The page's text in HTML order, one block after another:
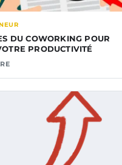
DU COWORKING POUR
PRODUCTIVITÉ